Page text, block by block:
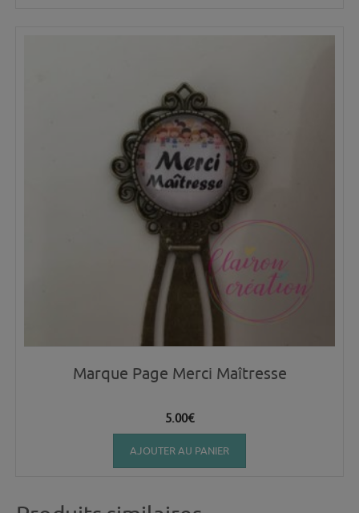
Marque Page Merci Maîtresse
5.00€
AJOUTER AU PANIER